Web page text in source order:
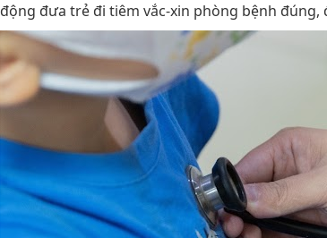
động đưa trẻ đi tiêm vắc-xin phòng bệnh đúng,